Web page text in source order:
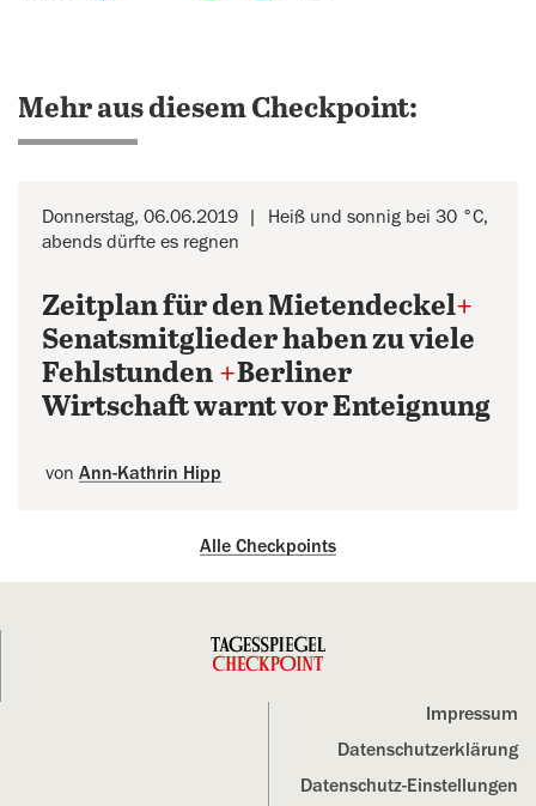
Mehr aus diesem Checkpoint:
Donnerstag, 06.06.2019
Heiß und sonnig bei 30 °C,
abends dürfte es regnen
Zeitplan für den Mietendeckel+
Senatsmitglieder haben zu viele
Fehlstunden +Berliner
Wirtschaft warnt vor Enteignung
von Ann-Kathrin Hipp
Alle Checkpoints
Impressum
Datenschutz­erklärung
Datenschutz-Einstellungen